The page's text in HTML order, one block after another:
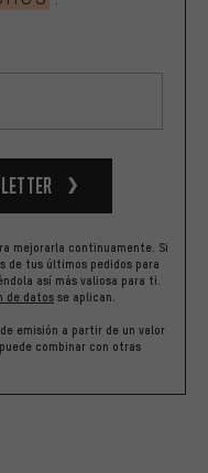
mejorarla continuamente. Si
de tus últimos pedidos para
así más valiosa para ti.
de datos se aplican.
emisión a partir de un valor
combinar con otras